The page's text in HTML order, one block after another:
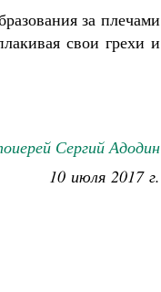
за плечами
свои грехи и
Сергий Адодин
10 июля 2017 г.